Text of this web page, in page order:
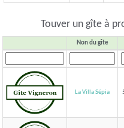
Touver un gîte à
Non du gîte
La Villa Sépia